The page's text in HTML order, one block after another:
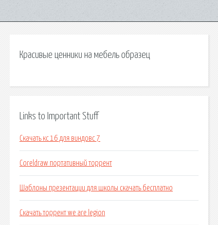
Красивые ценники на мебель образец
Links to Important Stuff
Скачать кс 16 для виндовс 7
Coreldraw портативный торрент
Шаблоны презентации для школы скачать бесплатно
Скачать торрент we are legion